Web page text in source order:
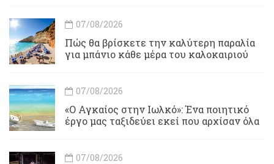
07/08/2026
Πώς θα βρίσκετε την καλύτερη παραλία
για μπάνιο κάθε μέρα του καλοκαιριού
07/08/2026
«Ο Αγκαίος στην Ιωλκό»: Ένα ποιητικό
έργο μας ταξιδεύει εκεί που αρχίσαν όλα
07/08/2026